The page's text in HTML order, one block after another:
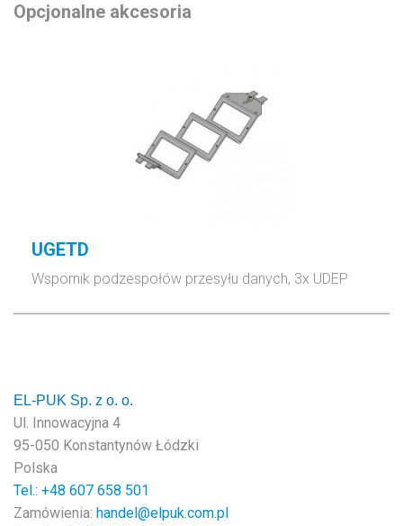
Opcjonalne akcesoria
UGETD
Wspornik podzespołów przesyłu danych, 3x UDEP
EL-PUK Sp. z o. o.
Ul. Innowacyjna 4
95-050 Konstantynów Łódzki
Polska
Tel.: +48 607 658 501
Zamówienia: handel@elpuk.com.pl